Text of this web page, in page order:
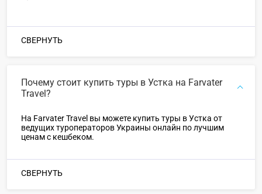
СВЕРНУТЬ
Почему стоит купить туры в Устка на Farvater
Travel?
На Farvater Travel вы можете купить туры в Устка от
ведущих туроператоров Украины онлайн по лучшим
ценам с кешбеком.
СВЕРНУТЬ